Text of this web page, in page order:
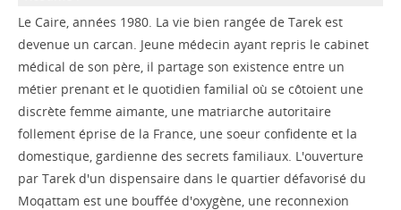
Le Caire, années 1980. La vie bien rangée de Tarek est
devenue un carcan. Jeune médecin ayant repris le cabinet
médical de son père, il partage son existence entre un
métier prenant et le quotidien familial où se côtoient une
discrète femme aimante, une matriarche autoritaire
follement éprise de la France, une soeur confidente et la
domestique, gardienne des secrets familiaux. L'ouverture
par Tarek d'un dispensaire dans le quartier défavorisé du
Moqattam est une bouffée d'oxygène, une reconnexion